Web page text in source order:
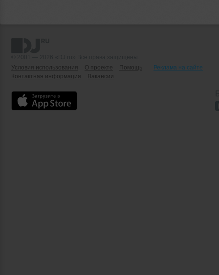
Условия использования
О проекте Помощь
Реклама на сайте
Контактная информация
Вакансии